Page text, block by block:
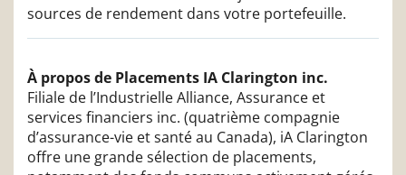
sources de rendement dans votre portefeuille.
À propos de Placements IA Clarington inc.
Filiale de l’Industrielle Alliance, Assurance et
services financiers inc. (quatrième compagnie
d’assurance-vie et santé au Canada), iA Clarington
offre une grande sélection de placements,